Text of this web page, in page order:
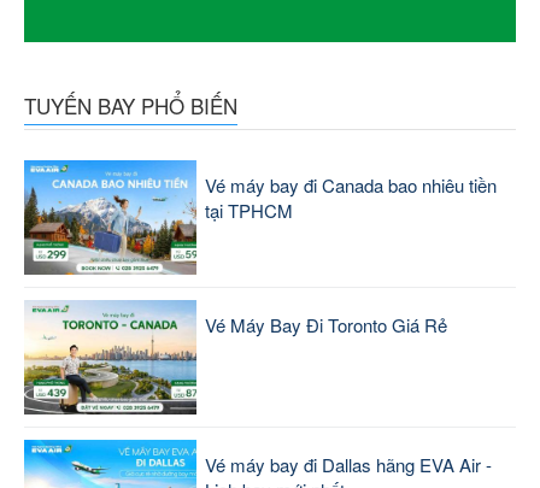
TUYẾN BAY PHỔ BIẾN
Vé máy bay đi Canada bao nhiêu tiền
tại TPHCM
Vé Máy Bay Đi Toronto Giá Rẻ
Vé máy bay đi Dallas hãng EVA Air -